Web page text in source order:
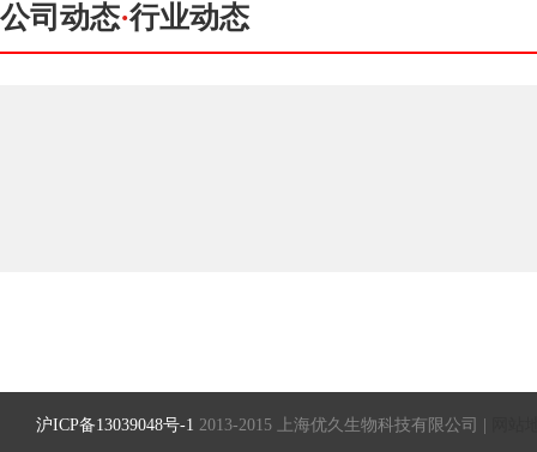
公司动态·行业动态
沪ICP备13039048号-1 2013-2015 上海优久生物科技有限公司 |